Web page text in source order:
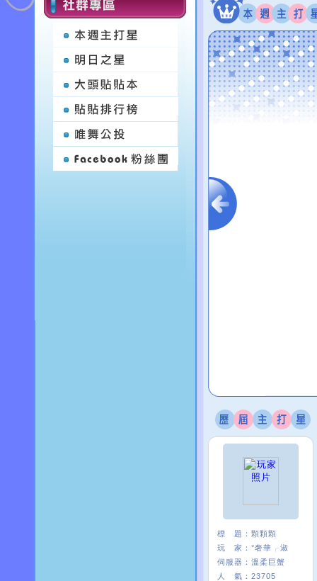
標 題： 顆顆顆
玩 家： °奢華╭淑
伺服器： 溫柔巨蟹
人 氣： 23705